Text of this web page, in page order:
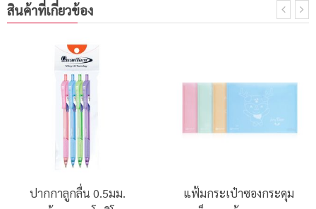
สินค้าที่เกี่ยวข้อง
ปากกาลูกลื่น 0.5มม.
แฟ้มกระเป๋าซองกระดุม